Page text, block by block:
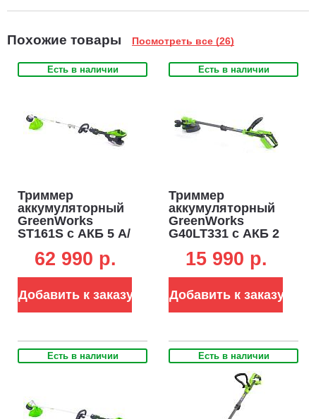
Похожие товары Посмотреть все (26)
Есть в наличии
Триммер
аккумуляторный
GreenWorks
ST161S с АКБ 5 А/
82В, 1.6 кВт, леска
разъем, 5.7 кг)
62 990 p.
Добавить к заказу
Есть в наличии
Триммер
аккумуляторный
GreenWorks
G40LT331 c АКБ 2
40В, леска 1.65
15 990 p.
Добавить к заказу
Есть в наличии Есть в наличии